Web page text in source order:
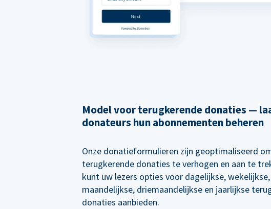
Model voor terugkerende donaties —
donateurs hun abonnementen beheren
Onze donatieformulieren zijn geoptimaliseerd
terugkerende donaties te verhogen en aan te
kunt uw lezers opties voor dagelijkse, wekelijkse,
maandelijkse, driemaandelijkse en jaarlijkse
donaties aanbieden.